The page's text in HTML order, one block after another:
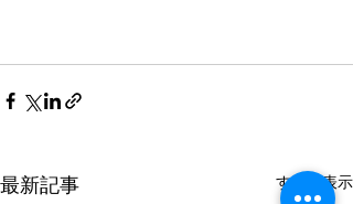
最新記事 すべて表示